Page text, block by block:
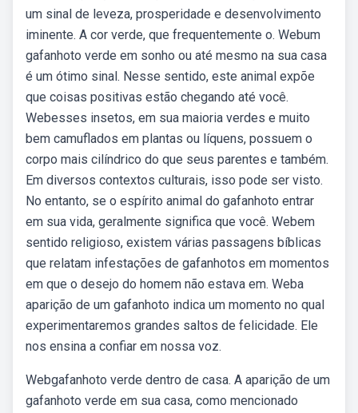
um sinal de leveza, prosperidade e desenvolvimento
iminente. A cor verde, que frequentemente o. Webum
gafanhoto verde em sonho ou até mesmo na sua casa
é um ótimo sinal. Nesse sentido, este animal expõe
que coisas positivas estão chegando até você.
Webesses insetos, em sua maioria verdes e muito
bem camuflados em plantas ou líquens, possuem o
corpo mais cilíndrico do que seus parentes e também.
Em diversos contextos culturais, isso pode ser visto.
No entanto, se o espírito animal do gafanhoto entrar
em sua vida, geralmente significa que você. Webem
sentido religioso, existem várias passagens bíblicas
que relatam infestações de gafanhotos em momentos
em que o desejo do homem não estava em. Weba
aparição de um gafanhoto indica um momento no qual
experimentaremos grandes saltos de felicidade. Ele
nos ensina a confiar em nossa voz.
Webgafanhoto verde dentro de casa. A aparição de um
gafanhoto verde em sua casa, como mencionado